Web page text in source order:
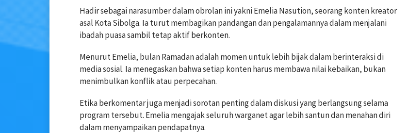
Hadir sebagai narasumber dalam obrolan ini yakni Emelia Nasution, seorang konten kreator
asal Kota Sibolga. Ia turut membagikan pandangan dan pengalamannya dalam menjalani
ibadah puasa sambil tetap aktif berkonten.
Menurut Emelia, bulan Ramadan adalah momen untuk lebih bijak dalam berinteraksi di
media sosial. Ia menegaskan bahwa setiap konten harus membawa nilai kebaikan, bukan
menimbulkan konflik atau perpecahan.
Etika berkomentar juga menjadi sorotan penting dalam diskusi yang berlangsung selama
program tersebut. Emelia mengajak seluruh warganet agar lebih santun dan menahan diri
dalam menyampaikan pendapatnya.